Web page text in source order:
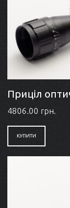
Приціл
4806.00 грн.
КУПИТИ